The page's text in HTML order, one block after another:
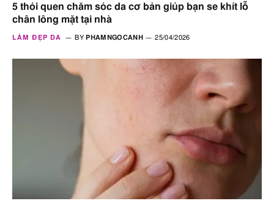
5 thói quen chăm sóc da cơ bản giúp bạn se khít lỗ
chân lông mặt tại nhà
LÀM ĐẸP DA BY PHAMNGOCANH 25/04/2026